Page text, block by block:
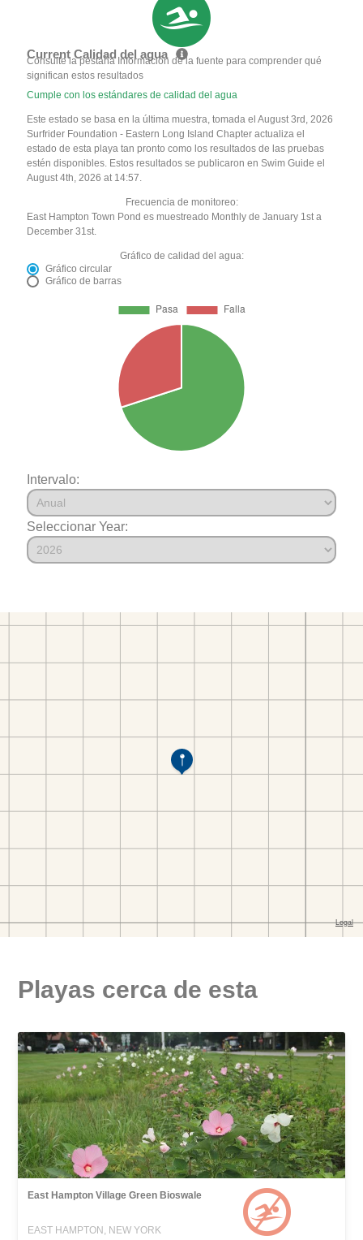
Current Calidad del agua
Consulte la pestaña Información de la fuente para comprender qué
significan estos resultados
Cumple con los estándares de calidad del agua
Este estado se basa en la última muestra, tomada el August 3rd, 2026
Surfrider Foundation - Eastern Long Island Chapter actualiza el
estado de esta playa tan pronto como los resultados de las pruebas
estén disponibles. Estos resultados se publicaron en Swim Guide el
August 4th, 2026 at 14:57.
Frecuencia de monitoreo:
East Hampton Town Pond es muestreado Monthly de January 1st a
December 31st.
Gráfico de calidad del agua:
Gráfico circular
Gráfico de barras
Intervalo:
Seleccionar Year:
Playas cerca de esta
East Hampton Village Green Bioswale
EAST HAMPTON, NEW YORK